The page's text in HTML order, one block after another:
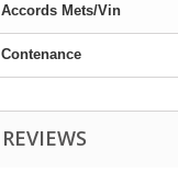
Accords Mets/Vin
Contenance
REVIEWS